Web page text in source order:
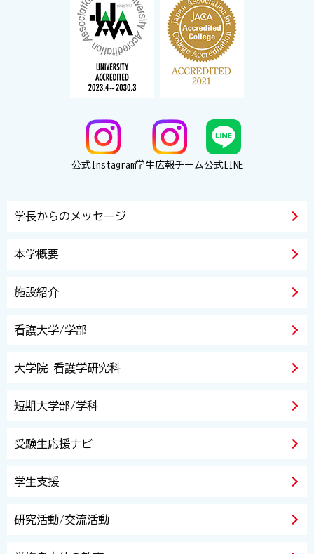
公式Instagram学生広報チーム公式LINE
学長からのメッセージ
本学概要
施設紹介
看護大学/学部
大学院 看護学研究科
短期大学部/学科
受験生応援ナビ
学生支援
研究活動/交流活動